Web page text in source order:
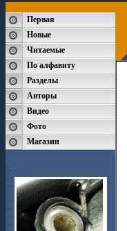
Первая
Новые
Читаемые
По алфавиту
Разделы
Авторы
Видео
Фото
Магазин